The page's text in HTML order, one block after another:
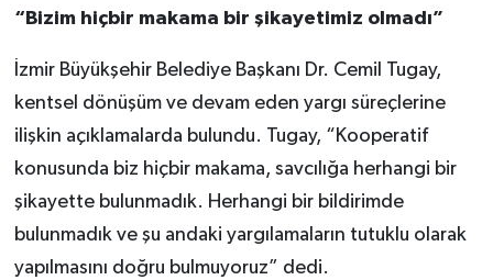
“Bizim hiçbir makama bir şikayetimiz olmadı”
İzmir Büyükşehir Belediye Başkanı Dr. Cemil Tugay,
kentsel dönüşüm ve devam eden yargı süreçlerine
ilişkin açıklamalarda bulundu. Tugay, “Kooperatif
konusunda biz hiçbir makama, savcılığa herhangi bir
şikayette bulunmadık. Herhangi bir bildirimde
bulunmadık ve şu andaki yargılamaların tutuklu olarak
yapılmasını doğru bulmuyoruz” dedi.